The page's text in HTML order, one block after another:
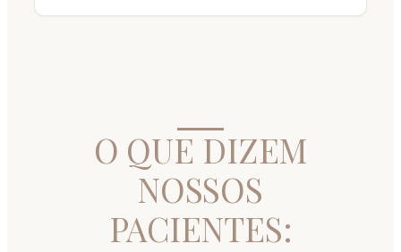
O QUE DIZEM
NOSSOS
PACIENTES: